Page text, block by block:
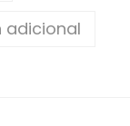
adicional